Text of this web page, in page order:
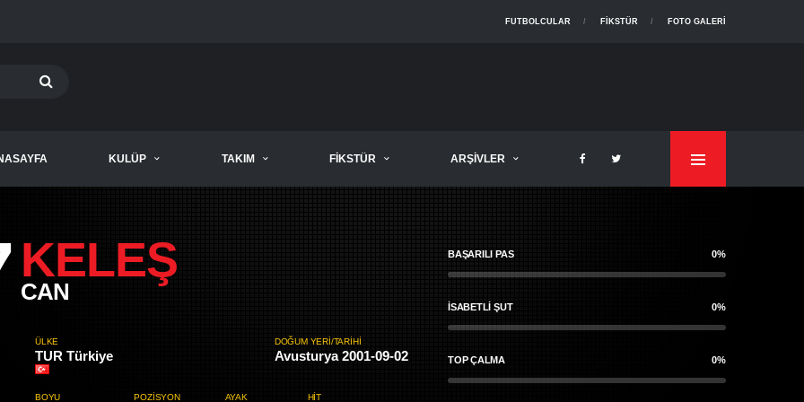
FOTO GALERI
FIKSTÜR
FUTBOLCULAR
KULÜP TAKIM FIKSTÜR ARŞIVLER
KELEŞ
CAN
ÜLKE
TUR Türkiye
DOĞUM YERI/TARIHI
Avusturya 2001-09-02
BOYU POZISYON AYAK HIT
BAŞARILI PAS 0%
İSABETLI ŞUT 0%
TOP ÇALMA 0%